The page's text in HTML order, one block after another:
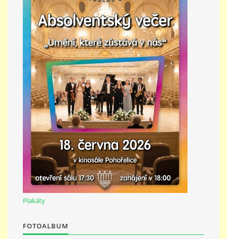
MISS VÝTVARNÝ MODEL
ZAMĚSTNÁNÍ
DOTACE
GDPR
ZUŠ Pohořelice
Školní 462
Pohořelice
691 23
Plakáty
FOTOALBUM